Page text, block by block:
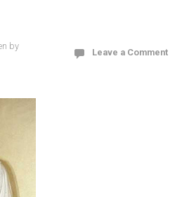
by
Leave a Comment